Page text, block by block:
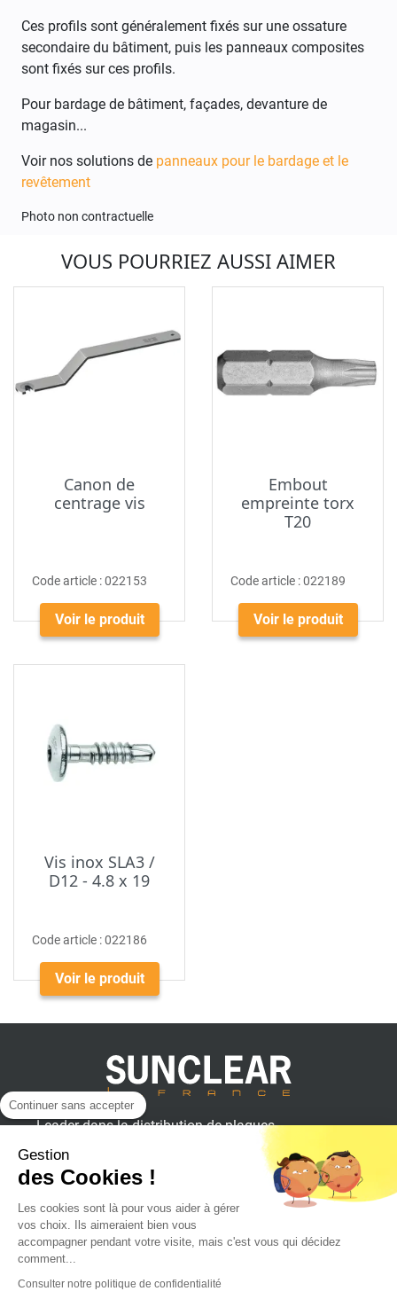
Ces profils sont généralement fixés sur une ossature
secondaire du bâtiment, puis les panneaux composites
sont fixés sur ces profils.
Pour bardage de bâtiment, façades, devanture de
magasin...
Voir nos solutions de panneaux pour le bardage et le
revêtement
Photo non contractuelle
VOUS POURRIEZ AUSSI AIMER
Canon de
centrage vis
Code article :022153
Voir le produit
Embout
empreinte torx
T20
Code article :022189
Voir le produit
Vis inox SLA3 /
D12 - 4.8 x 19
Code article :022186
Voir le produit
Leader dans la distribution de plaques
plastiques, aluminium et composites
pour professionnels.
SUNCLEAR France
Achat en ligne
Continuer sans accepter
Gestion
des Cookies !
Les cookies sont là pour vous aider à gérer
vos choix. Ils aimeraient bien vous
accompagner pendant votre visite, mais c'est vous qui décidez
comment...
Consulter notre politique de confidentialité